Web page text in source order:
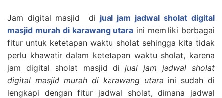
Jam digital masjid di jual jam jadwal sholat digital
masjid murah di karawang utara ini memiliki berbagai
fitur untuk ketetapan waktu sholat sehingga kita tidak
perlu khawatir dalam ketetapan waktu sholat, karena
jam digital sholat masjid dijual jam jadwal sholat
digital masjid murah di karawang utara ini sudah di
lengkapi dengan fitur jadwal sholat, dimana jadwal